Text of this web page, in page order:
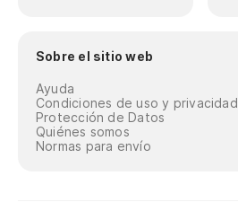
Sobre el sitio web
Ayuda
Condiciones de uso y privacidad
Protección de Datos
Quiénes somos
Normas para envío